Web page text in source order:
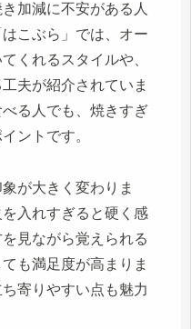
加減に不安がある人
こぶら」では、オー
くれるスタイルや、
夫が紹介されていま
る人でも、焼きすぎ
ントです。
が大きく変わりま
入れすぎると硬く感
見ながら覚えられる
も満足度が高まりま
寄りやすい点も魅力